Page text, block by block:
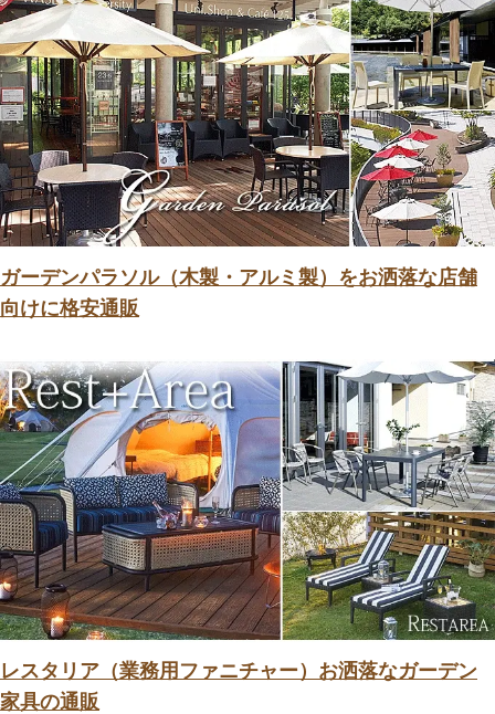
ガーデンパラソル（木製・アルミ製）をお洒落な店舗
向けに格安通販
レスタリア（業務用ファニチャー）お洒落なガーデン
家具の通販